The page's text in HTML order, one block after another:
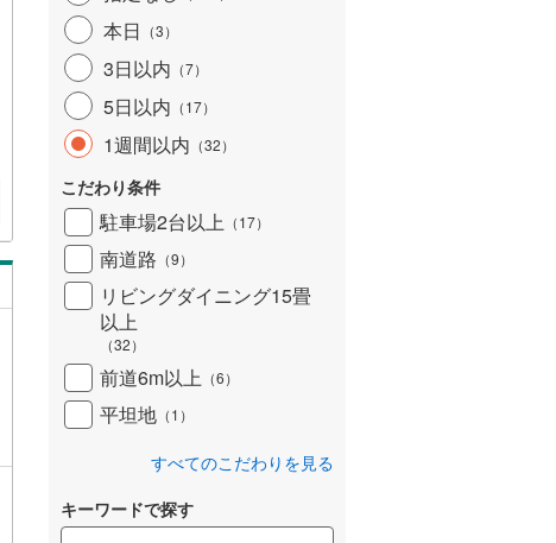
本日 （3）
3日以内 （7）
5日以内 （17）
1週間以内 （32）
こだわり条件
駐車場2台以上 （17）
南道路 （9）
リビングダイニング15畳
以上
（32）
前道6m以上 （6）
平坦地 （1 ）
すべてのこだわりを見る
キーワードで探す